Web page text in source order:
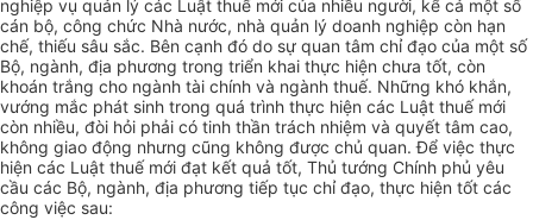
nghiệp vụ quản lý các Luật thuế mới của nhiều người, kể cả một số
cán bộ, công chức Nhà nước, nhà quản lý doanh nghiệp còn hạn
chế, thiếu sâu sắc. Bên cạnh đó do sự quan tâm chỉ đạo của một số
Bộ, ngành, địa phương trong triển khai thực hiện chưa tốt, còn
khoán trắng cho ngành tài chính và ngành thuế. Những khó khắn,
vướng mắc phát sinh trong quá trình thực hiện các Luật thuế mới
còn nhiều, đòi hỏi phải có tinh thần trách nhiệm và quyết tâm cao,
không giao động nhưng cũng không được chủ quan. Để việc thực
hiện các Luật thuế mới đạt kết quả tốt, Thủ tướng Chính phủ yêu
cầu các Bộ, ngành, địa phương tiếp tục chỉ đạo, thực hiện tốt các
công việc sau: